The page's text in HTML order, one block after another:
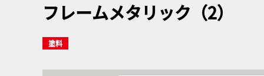
フレームメタリック（2）
塗料